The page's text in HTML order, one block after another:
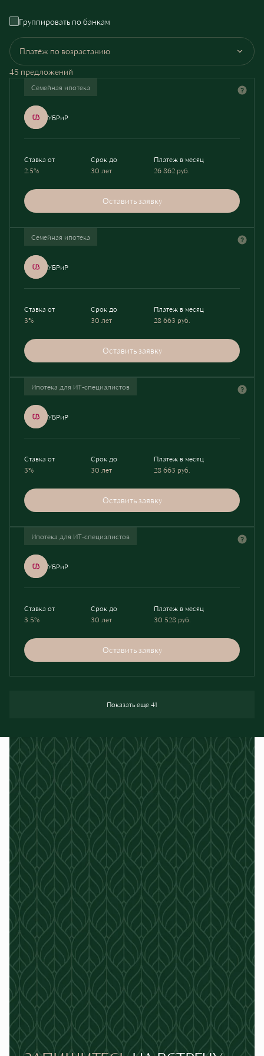
Группировать по банкам
Платёж по возрастанию
45 предложений
Семейная ипотека
УБРиР
Ставка от
2.5%
Срок до
30 лет
Платеж в месяц
26 862 руб.
Оставить заявку
Семейная ипотека
УБРиР
Ставка от
3%
Срок до
30 лет
Платеж в месяц
28 663 руб.
Оставить заявку
Ипотека для ИТ-специалистов
УБРиР
Ставка от
3%
Срок до
30 лет
Платеж в месяц
28 663 руб.
Оставить заявку
Ипотека для ИТ-специалистов
УБРиР
Ставка от
3.5%
Срок до
30 лет
Платеж в месяц
30 528 руб.
Оставить заявку
Показать еще 41